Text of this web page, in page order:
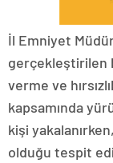
İl Emniyet
gerçekleştirilen
verme ve
kapsamında
kişi
olduğu tespit